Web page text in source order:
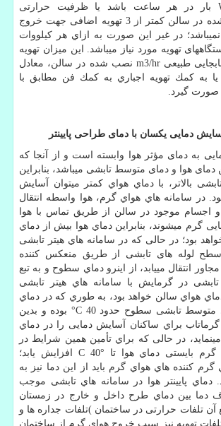
بار در هر ساعت باشد یا ظرفیت حرارتی
دستگاههای نصب شده در سالن كمتر از 3 تهویه اضافی جهت خروج
در غیر این صورت به ازاي هر كيلووات
تهویه مورد نیاز میباشد. این میزان تهویه
طبیعی m3/hr نصب شده در سالن، معادل
به كمك تهویه اجباري به كمك فن مطابق با
صورت گیرد
دمایی یکسان با دمای طراحی پایینتر
به دمای مؤثر هوا وابسته است و از آنجا كه
دمای هوا و دمای متوسط تابشی میباشد، بنابراین
بالاتر، با دماي هواي كمتر میتوان آسایش
در سامانه هاي هواي گرم، هوا واسطه انتقال
و اجسام موجود در سالن از طریق تماس با هوا
گرم میشوند، بنابراین دماي هوا بیش از دماي
بود؛ در حالی كه در سامانه هاي هیتر تابشی
سطح لوله های تابشی از طریق منعکس کننده
انتقال مییابد، از اینرو دماي سطوح و به تبع
در گرمایش با سامانه هاي هیتر تابشی
هواي سالن خواهد بود، به طوري كه در دماي
متوسط تابشی سطوح حدود °C 40 بوده و بدین
براي ساكنان آسایش دمایی را در دماي
در حالی كه براي تأمین همین شرایط در
بایستی دماي هوا تا C 40°
افزایش یابد؛
گرم كننده هاي هواي گرم باید از این دما نیز به
دماي پایینتر هوا در سامانه هاي تابشی موجب
دما بین دماي طرح داخل و خارج در زمستان
آن تلفات حرارتی در ساختمان )تلفات جداره ها و
تهویه نیز سبب خروج هواي گرم از ساختمان